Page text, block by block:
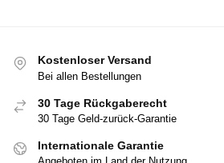
Kostenloser Versand
Bei allen Bestellungen
30 Tage Rückgaberecht
30 Tage Geld-zurück-Garantie
Internationale Garantie